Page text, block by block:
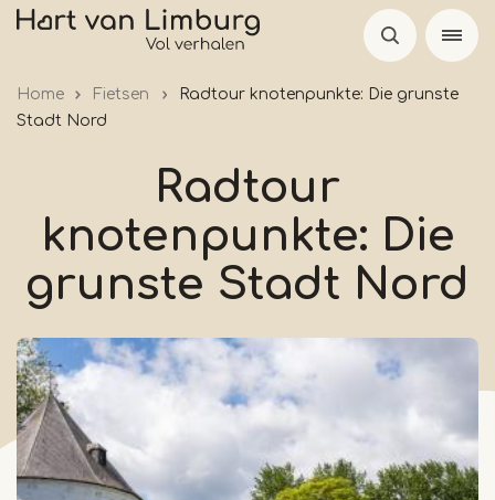
Skip
Home Fietsen
Radtour knotenpunkte: Die grunste
Stadt Nord
Radtour
knotenpunkte: Die
grunste Stadt Nord